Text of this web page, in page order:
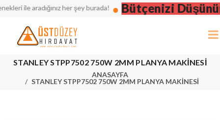
ile aradığınız her şey burada! Bütçenizi
STANLEY STPP7502 750W 2MM PLANYA MAKİNESİ
ANASAYFA
STANLEY STPP7502 750W 2MM PLANYA MAKİNESİ